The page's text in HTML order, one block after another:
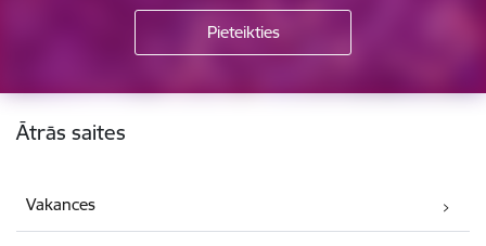
Kājene
Ātrās saites
Vakances